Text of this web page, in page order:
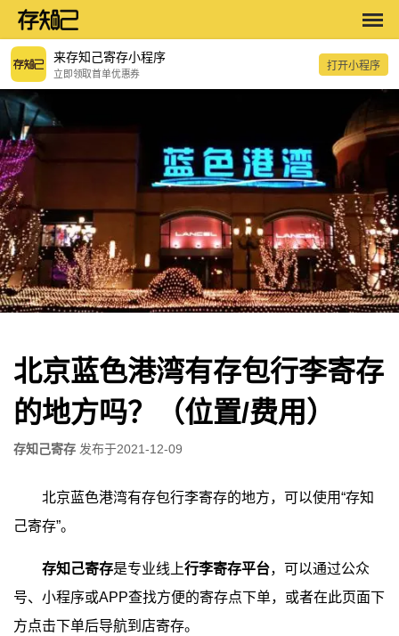
来存知己寄存小程序
立即领取首单优惠券
打开小程序
北京蓝色港湾有存包行李寄存
的地方吗？（位置/费用）
存知己寄存 发布于2021-12-09
北京蓝色港湾有存包行李寄存的地方，可以使用“存知
己寄存”。
存知己寄存是专业线上行李寄存平台，可以通过公众
号、小程序或APP查找方便的寄存点下单，或者在此页面下
方点击下单后导航到店寄存。